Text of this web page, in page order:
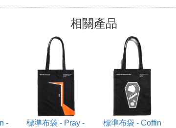
相關產品
-
標準布袋 - Pray -
標準布袋 - Coffin